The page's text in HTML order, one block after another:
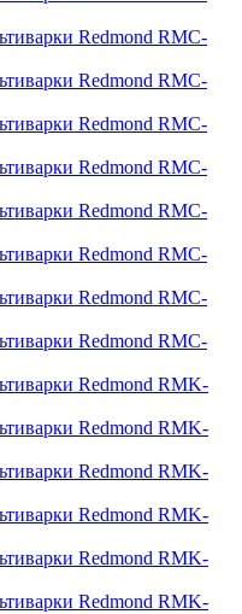
Redmond RMC-
Redmond RMC-
Redmond RMC-
Redmond RMC-
Redmond RMC-
Redmond RMC-
Redmond RMC-
Redmond RMC-
Redmond RMK-
Redmond RMK-
Redmond RMK-
Redmond RMK-
Redmond RMK-
Redmond RMK-